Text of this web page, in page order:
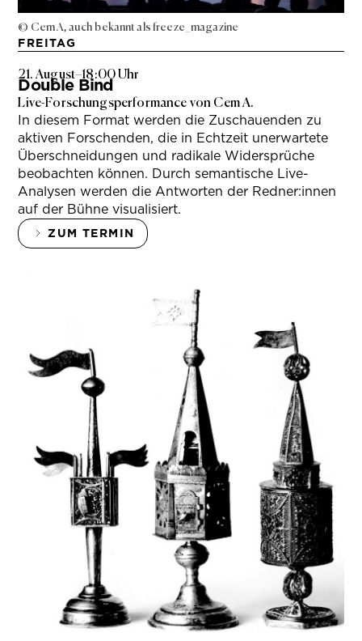
© Cem A, auch bekannt als freeze_magazine
FREITAG
21. August–18:00 Uhr
Double Bind
Live-Forschungsperformance von Cem A.
In diesem Format werden die Zuschauenden zu
aktiven Forschenden, die in Echtzeit unerwartete
Überschneidungen und radikale Widersprüche
beobachten können. Durch semantische Live-
Analysen werden die Antworten der Redner:innen
auf der Bühne visualisiert.
ZUM TERMIN